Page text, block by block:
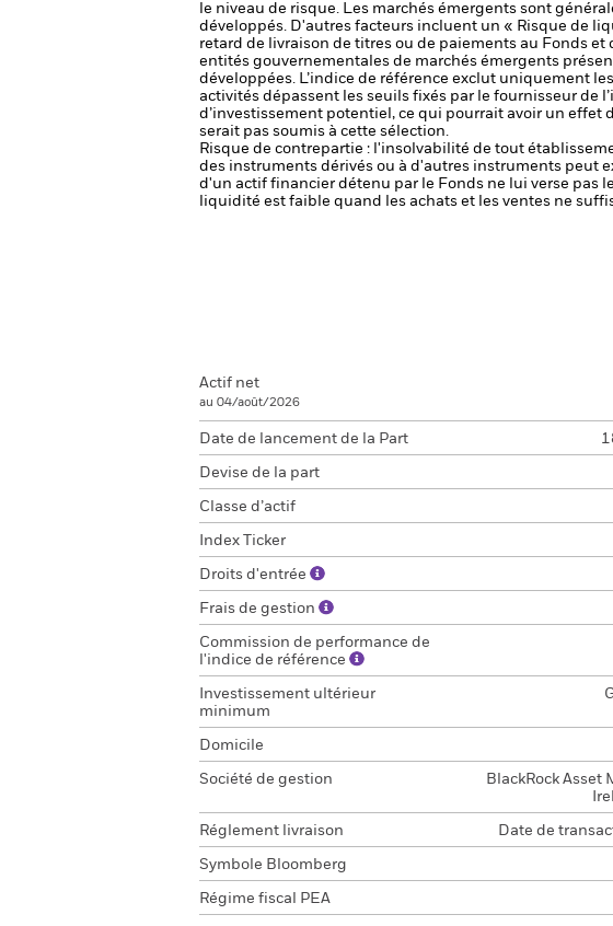
le niveau de risque. Les marchés émergents sont
développés. D'autres facteurs incluent un « Risque de
retard de livraison de titres ou de paiements au Fonds
entités gouvernementales de marchés émergents
développées. L’indice de référence exclut uniquement
activités dépassent les seuils fixés par le fournisseur de
d’investissement potentiel, ce qui pourrait avoir un
serait pas soumis à cette sélection.
Risque de contrepartie : l'insolvabilité de tout
des instruments dérivés ou à d'autres instruments peut
d'un actif financier détenu par le Fonds ne lui verse pas
liquidité est faible quand les achats et les ventes ne
Actif net
au 04/août/2026
Date de lancement de la Part
Devise de la part
Classe d’actif
Index Ticker
Droits d'entrée
Frais de gestion
Commission de performance de
l'indice de référence
Investissement ultérieur
minimum
Domicile
Société de gestion
BlackRock Asset
Réglement livraison Date de
Symbole Bloomberg
Régime fiscal PEA